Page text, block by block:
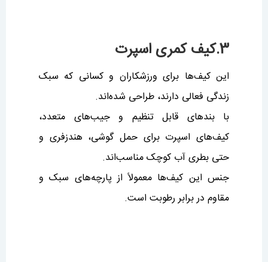
3.کیف کمری اسپرت
این کیف‌ها برای ورزشکاران و کسانی که سبک
زندگی فعالی دارند، طراحی شده‌اند.
با بندهای قابل تنظیم و جیب‌های متعدد،
کیف‌های اسپرت برای حمل گوشی، هندزفری و
حتی بطری آب کوچک مناسب‌اند.
جنس این کیف‌ها معمولاً از پارچه‌های سبک و
مقاوم در برابر رطوبت است.